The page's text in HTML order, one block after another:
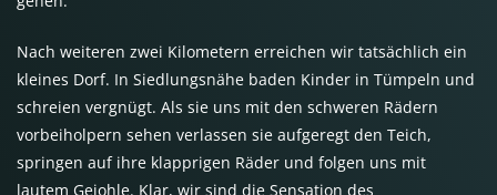
Nach weiteren zwei Kilometern erreichen wir tatsächlich ein
kleines Dorf. In Siedlungsnähe baden Kinder in Tümpeln und
schreien vergnügt. Als sie uns mit den schweren Rädern
vorbeiholpern sehen verlassen sie aufgeregt den Teich,
springen auf ihre klapprigen Räder und folgen uns mit
lautem Gejohle. Klar, wir sind die Sensation des